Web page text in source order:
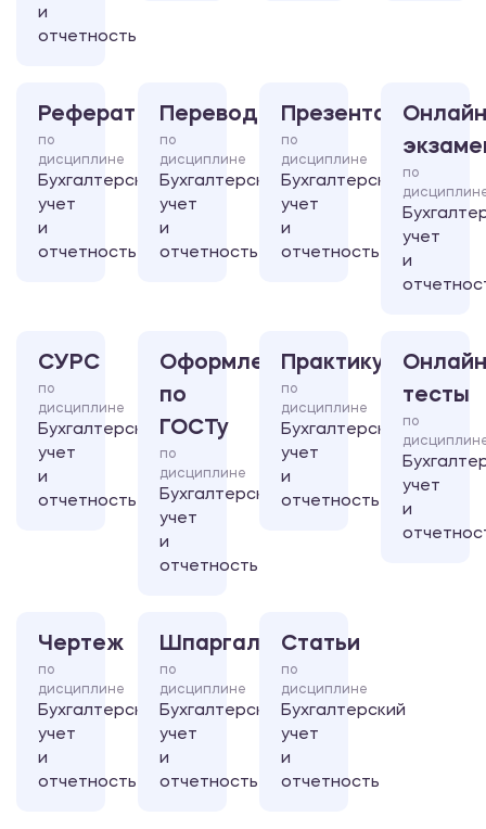
и
отчетность
Реферат
по
дисциплине
Бухгалтерский
учет
и
отчетность
Перевод
по
дисциплине
Бухгалтерский
учет
и
отчетность
Презентация
по
дисциплине
Бухгалтерский
учет
и
отчетность
по
учет
и
СУРС
по
дисциплине
Бухгалтерский
учет
и
отчетность
Оформление
по
ГОСТу
по
дисциплине
Бухгалтерский
учет
и
отчетность
Практикум
по
дисциплине
Бухгалтерский
учет
и
отчетность
тесты
по
учет
и
Чертеж
по
дисциплине
Бухгалтерский
учет
и
отчетность
Шпаргалка
по
дисциплине
Бухгалтерский
учет
и
отчетность
Статьи
по
дисциплине
Бухгалтерский
учет
и
отчетность